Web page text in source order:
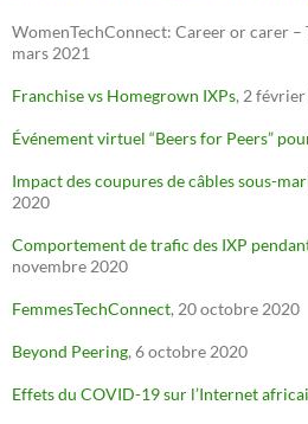
WomenTechConnect: Career or carer –
mars 2021
Franchise vs Homegrown IXPs, 2
Événement virtuel “Beers for Peers”
Impact des coupures de câbles sous-
2020
Comportement de trafic des IXP
novembre 2020
FemmesTechConnect, 20 octobre 2020
Beyond Peering, 6 octobre 2020
Effets du COVID-19 sur l’Internet